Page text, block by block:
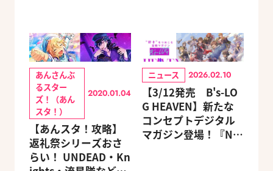
あんさんぶ
るスター
ズ！（あん
スタ！）
2020.01.04
【あんスタ！攻略】
返礼祭シリーズおさ
らい！ UNDEAD・Kn
ニュース 2026.02.10
【3/12発売 B's-LO
G HEAVEN】新たな
コンセプトデジタル
マガジン登場！『NU: